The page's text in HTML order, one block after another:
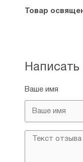
Товар
Написать
Ваше имя